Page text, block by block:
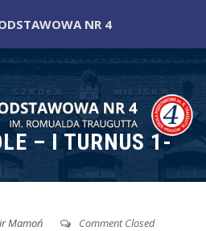
– I TURNUS 1-
Mamoń Comment Closed
NR 4